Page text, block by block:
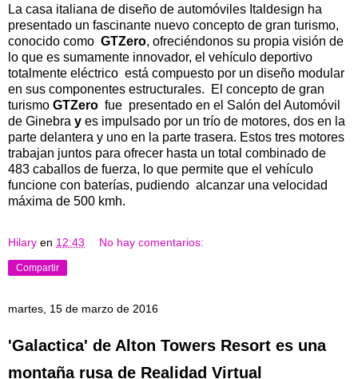
La casa italiana de diseño de automóviles Italdesign ha
presentado un fascinante nuevo concepto de gran turismo,
conocido como GTZero, ofreciéndonos su propia visión de
lo que es sumamente innovador, el vehículo deportivo
totalmente eléctrico está compuesto por un diseño modular
en sus componentes estructurales. El concepto de gran
turismo GTZero fue presentado en el Salón del Automóvil
de Ginebra y es impulsado por un trío de motores, dos en la
parte delantera y uno en la parte trasera. Estos tres motores
trabajan juntos para ofrecer hasta un total combinado de
483 caballos de fuerza, lo que permite que el vehículo
funcione con baterías, pudiendo alcanzar una velocidad
máxima de 500 kmh.
Hilary en 12:43 No hay comentarios:
Compartir
martes, 15 de marzo de 2016
'Galactica' de Alton Towers Resort es una
montaña rusa de Realidad Virtual